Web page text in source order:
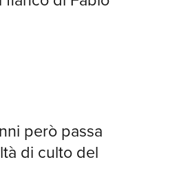
però passa
di culto del